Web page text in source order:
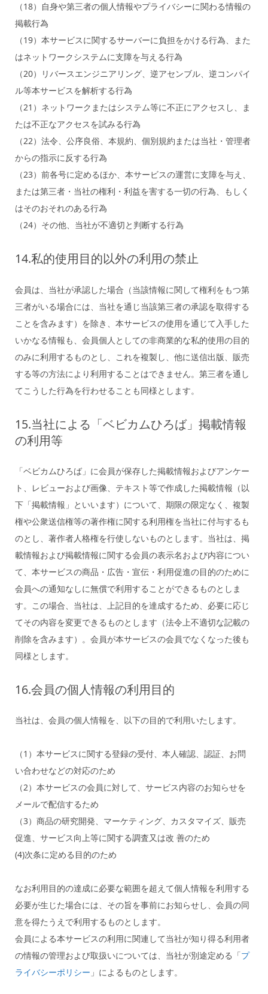
（18）自身や第三者の個人情報やプライバシーに関わる情報の
掲載行為
（19）本サービスに関するサーバーに負担をかける行為、また
はネットワークシステムに支障を与える行為
（20）リバースエンジニアリング、逆アセンブル、逆コンパイ
ル等本サービスを解析する行為
（21）ネットワークまたはシステム等に不正にアクセスし、ま
たは不正なアクセスを試みる行為
（22）法令、公序良俗、本規約、個別規約または当社・管理者
からの指示に反する行為
（23）前各号に定めるほか、本サービスの運営に支障を与え、
または第三者・当社の権利・利益を害する一切の行為、もしく
はそのおそれのある行為
（24）その他、当社が不適切と判断する行為
14.私的使用目的以外の利用の禁止
会員は、当社が承認した場合（当該情報に関して権利をもつ第
三者がいる場合には、当社を通じ当該第三者の承認を取得する
ことを含みます）を除き、本サービスの使用を通じて入手した
いかなる情報も、会員個人としての非商業的な私的使用の目的
のみに利用するものとし、これを複製し、他に送信出版、販売
する等の方法により利用することはできません。第三者を通し
てこうした行為を行わせることも同様とします。
15.当社による「ベビカムひろば」掲載情報
の利用等
「ベビカムひろば」に会員が保存した掲載情報およびアンケー
ト、レビューおよび画像、テキスト等で作成した掲載情報（以
下「掲載情報」といいます）について、期限の限定なく、複製
権や公衆送信権等の著作権に関する利用権を当社に付与するも
のとし、著作者人格権を行使しないものとします。当社は、掲
載情報および掲載情報に関する会員の表示名および内容につい
て、本サービスの商品・広告・宣伝・利用促進の目的のために
会員への通知なしに無償で利用することができるものとしま
す。この場合、当社は、上記目的を達成するため、必要に応じ
てその内容を変更できるものとします（法令上不適切な記載の
削除を含みます）。会員が本サービスの会員でなくなった後も
同様とします。
16.会員の個人情報の利用目的
当社は、会員の個人情報を、以下の目的で利用いたします。
（1）本サービスに関する登録の受付、本人確認、認証、お問
い合わせなどの対応のため
（2）本サービスの会員に対して、サービス内容のお知らせを
メールで配信するため
（3）商品の研究開発、マーケティング、カスタマイズ、販売
促進、サービス向上等に関する調査又は改 善のため
(4)次条に定める目的のため
なお利用目的の達成に必要な範囲を超えて個人情報を利用する
必要が生じた場合には、その旨を事前にお知らせし、会員の同
意を得たうえで利用するものとします。
会員による本サービスの利用に関連して当社が知り得る利用者
の情報の管理および取扱いについては、当社が別途定める「プ
ライバシーポリシー 」によるものとします。